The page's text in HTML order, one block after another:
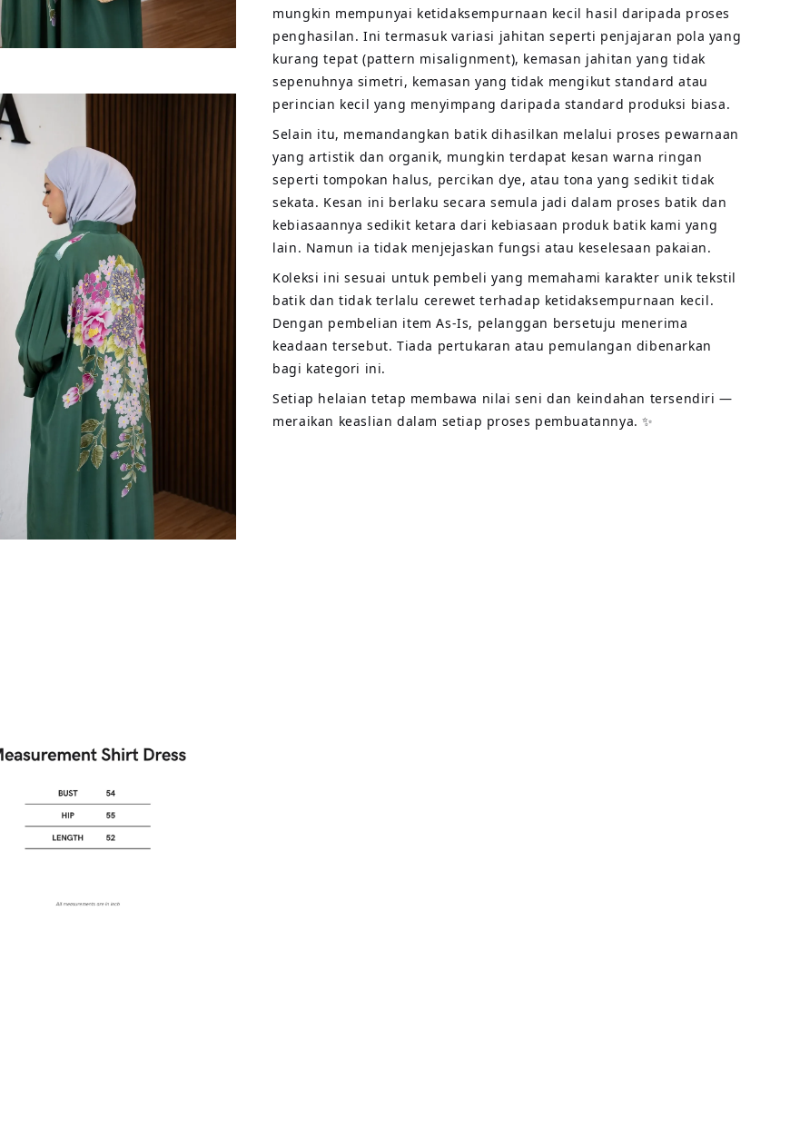
mungkin mempunyai ketidaksempurnaan kecil hasil daripada proses
penghasilan. Ini termasuk variasi jahitan seperti penjajaran pola yang
kurang tepat (pattern misalignment), kemasan jahitan yang tidak
sepenuhnya simetri, kemasan yang tidak mengikut standard atau
perincian kecil yang menyimpang daripada standard produksi biasa.
Selain itu, memandangkan batik dihasilkan melalui proses pewarnaan
yang artistik dan organik, mungkin terdapat kesan warna ringan
seperti tompokan halus, percikan dye, atau tona yang sedikit tidak
sekata. Kesan ini berlaku secara semula jadi dalam proses batik dan
kebiasaannya sedikit ketara dari kebiasaan produk batik kami yang
lain. Namun ia tidak menjejaskan fungsi atau keselesaan pakaian.
Koleksi ini sesuai untuk pembeli yang memahami karakter unik tekstil
batik dan tidak terlalu cerewet terhadap ketidaksempurnaan kecil.
Dengan pembelian item As-Is, pelanggan bersetuju menerima
keadaan tersebut. Tiada pertukaran atau pemulangan dibenarkan
bagi kategori ini.
Setiap helaian tetap membawa nilai seni dan keindahan tersendiri —
meraikan keaslian dalam setiap proses pembuatannya. ✨